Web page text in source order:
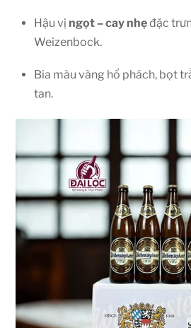
Hậu vị ngọt – cay nhẹđặc
Weizenbock.
Bia màu vàng hổ phách, bọt
tan.